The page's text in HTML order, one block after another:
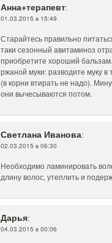
Анна+терапевт:
01.03.2015 в 15:49
Старайтесь правильно
таки сезонный авитаминоз
приобретите хороший
ржаной муки: разводите муку
(в корни втирать не надо).
они вычесываются потом.
Светлана Иванова:
02.03.2015 в 06:30
Необходимо ламинировать
длину волос, утеплить и
Дарья:
04.03.2015 в 00:06